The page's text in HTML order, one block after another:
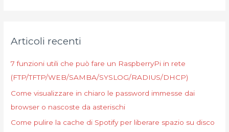
a
Articoli recenti
7 funzioni utili che può fare un RaspberryPi in rete
(FTP/TFTP/WEB/SAMBA/SYSLOG/RADIUS/DHCP)
Come visualizzare in chiaro le password immesse dai
browser o nascoste da asterischi
Come pulire la cache di Spotify per liberare spazio su disco